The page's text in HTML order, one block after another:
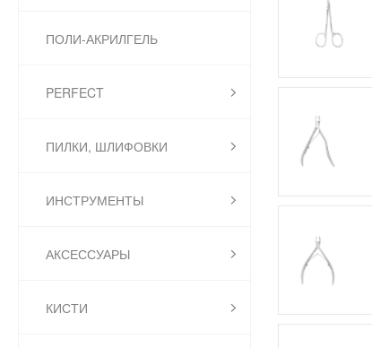
ПОЛИ-АКРИЛГЕЛЬ
PERFECT
ПИЛКИ, ШЛИФОВКИ
ИНСТРУМЕНТЫ
АКСЕССУАРЫ
КИСТИ